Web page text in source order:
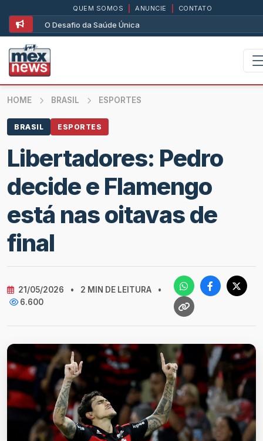
O Desafio da Saúde Única
QUEM SOMOS ANUNCIE CONTATO
HOME BRASIL ESPORTES
BRASIL ESPORTES
Libertadores: Pedro
decide e Flamengo
está nas oitavas de
final
21/05/2026 • 2 MIN DE LEITURA
•
6.600